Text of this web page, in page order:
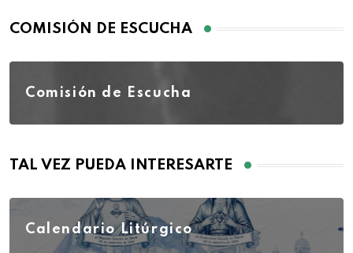
COMISIÓN DE ESCUCHA
Comisión de Escucha
TAL VEZ PUEDA INTERESARTE
Calendario Litúrgico